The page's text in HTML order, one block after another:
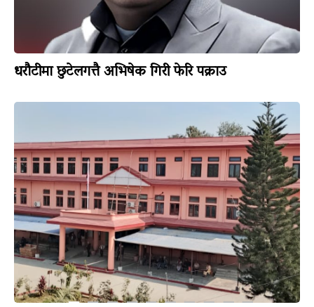
धरौटीमा छुटेलगत्तै अभिषेक गिरी फेरि पक्राउ